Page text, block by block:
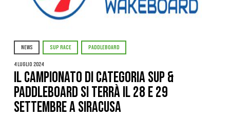
NEWS SUP RACE PADDLEBOARD
4 Luglio 2024
Il Campionato di Categoria SUP &
Paddleboard si terrà il 28 e 29
settembre a Siracusa